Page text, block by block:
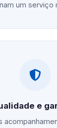
um serviço
e